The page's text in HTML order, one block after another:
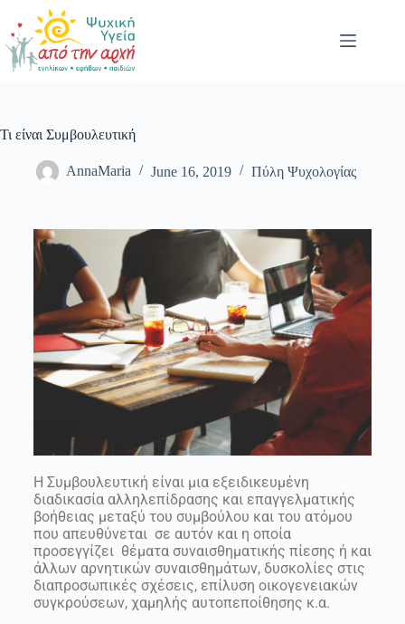
Τι είναι Συμβουλευτική
AnnaMaria June 16, 2019 Πύλη Ψυχολογίας
Η Συμβουλευτική είναι μια εξειδικευμένη
διαδικασία αλληλεπίδρασης και επαγγελματικής
βοήθειας μεταξύ του συμβούλου και του ατόμου
που απευθύνεται σε αυτόν και η οποία
προσεγγίζει θέματα συναισθηματικής πίεσης ή και
άλλων αρνητικών συναισθημάτων, δυσκολίες στις
διαπροσωπικές σχέσεις, επίλυση οικογενειακών
συγκρούσεων, χαμηλής αυτοπεποίθησης κ.α.